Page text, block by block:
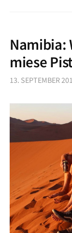
Namibia:
miese
13. SEPTEMBER